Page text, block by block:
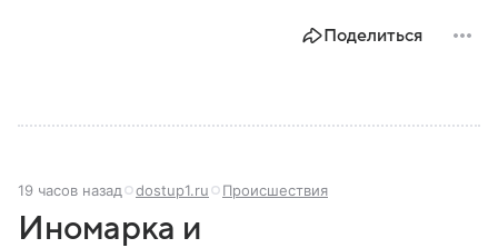
Поделиться
19 часов назад dostup1.ru Происшествия
Иномарка и